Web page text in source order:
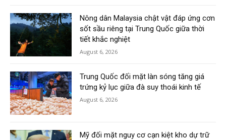
Nông dân Malaysia chật vật đáp ứng cơn
sốt sầu riêng tại Trung Quốc giữa thời
tiết khắc nghiệt
August 6, 2026
Trung Quốc đối mặt làn sóng tăng giá
trứng kỷ lục giữa đà suy thoái kinh tế
August 6, 2026
Mỹ đối mặt nguy cơ cạn kiệt kho dự trữ